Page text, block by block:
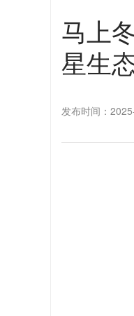
马上
星生
发布时间：